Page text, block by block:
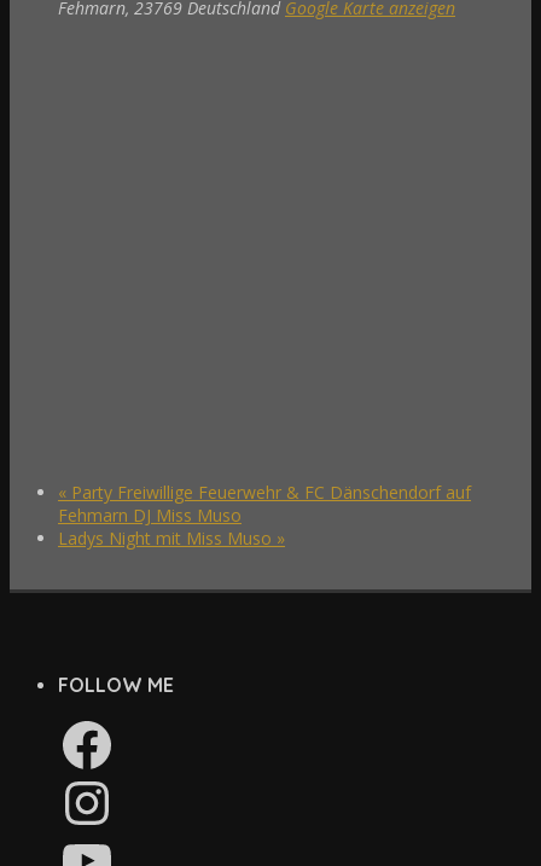
Fehmarn, 23769 Deutschland Google Karte anzeigen
« Party Freiwillige Feuerwehr & FC Dänschendorf auf
Fehmarn DJ Miss Muso
Ladys Night mit Miss Muso »
FOLLOW ME
Facebook
Instagram